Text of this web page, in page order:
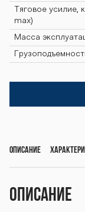
Тяговое усилие,
max)
Масса
Описание
Описание